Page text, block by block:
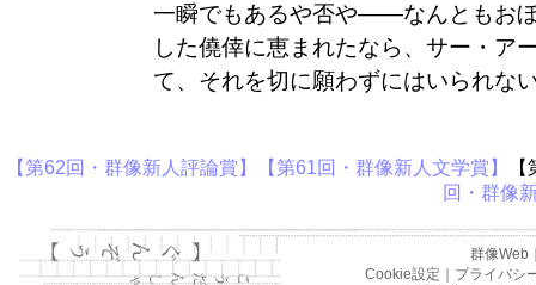
一瞬でもあるや否や――なんともお
した僥倖に恵まれたなら、サー・ア
て、それを切に願わずにはいられな
【第62回・群像新人評論賞 】 【第61回・群像新人文学賞 】 【
回・群像
群像Web
Cookie設定
プライバシ